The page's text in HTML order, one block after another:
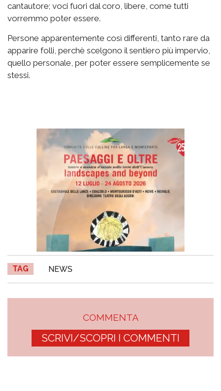
cantautore; voci fuori dal coro, libere, come tutti
vorremmo poter essere.
Persone apparentemente così differenti, tanto rare da
apparire folli, perchè scelgono il sentiero più impervio,
quello personale, per poter essere semplicemente se
stessi.
TAG NEWS
COMMENTA
SCRIVI/SCOPRI I COMMENTI